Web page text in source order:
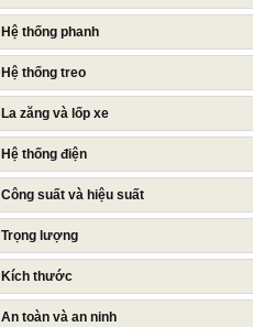
Hệ thống phanh
Hệ thống treo
La zăng và lốp xe
Hệ thống điện
Công suất và hiệu suất
Trọng lượng
Kích thước
An toàn và an ninh